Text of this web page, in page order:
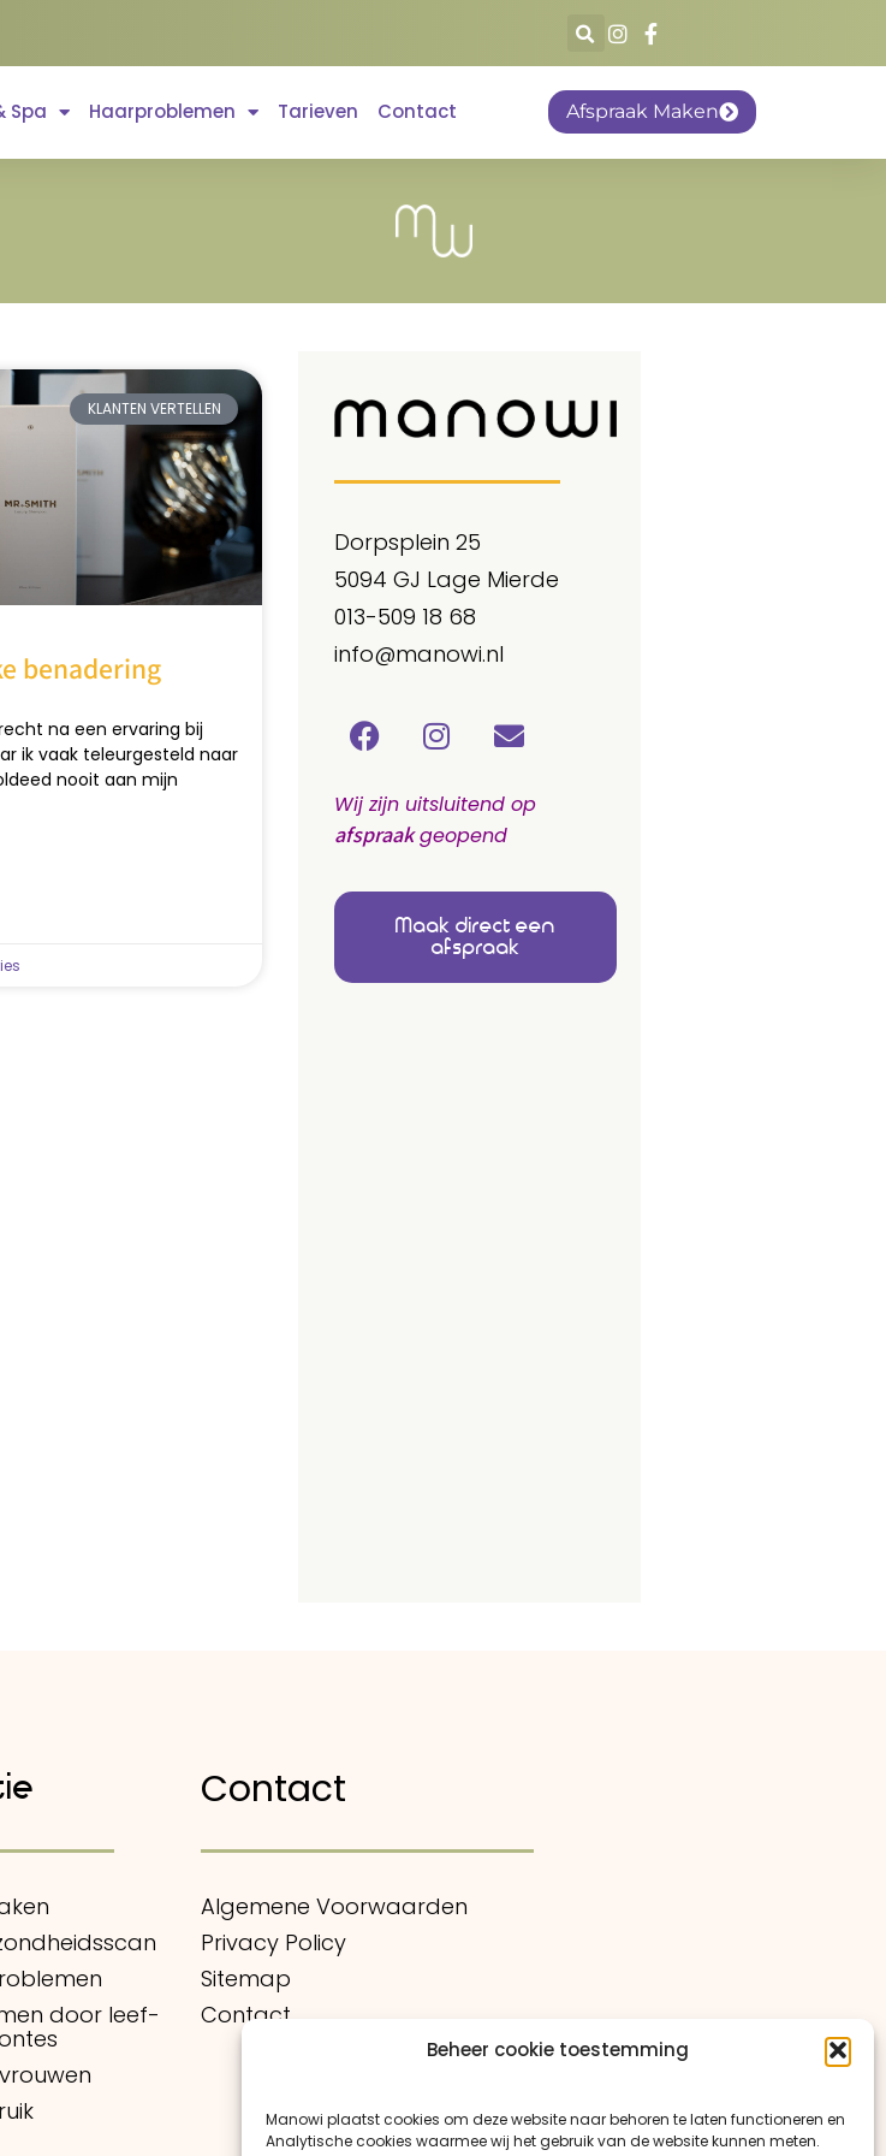
Beheer cookie toestemming
Manowi plaatst cookies om deze website naar behoren te laten functioneren en
Analytische cookies waarmee wij het gebruik van de website kunnen meten.
Spa Haarproblemen Tarieven Contact Afspraak Maken
KLANTEN VERTELLEN
benadering
na een ervaring bij
ik vaak teleurgesteld naar
nooit aan mijn
Dorpsplein 25
5094 GJ Lage Mierde
013-509 18 68
info@manowi.nl
Wij zijn uitsluitend op
afspraakgeopend
Maak direct een
afspraak
door leef-
Contact
Algemene Voorwaarden
Privacy Policy
Sitemap
Contact